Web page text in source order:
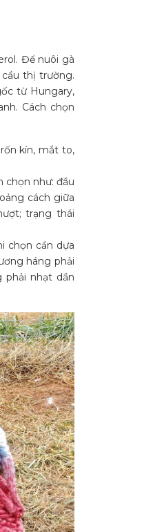
Để nuôi gà
thị trường.
từ Hungary,
Cách chọn
kín, mắt to,
chọn như: đầu
cách giữa
trạng thái
chọn cần dựa
háng phải
phải nhạt dần